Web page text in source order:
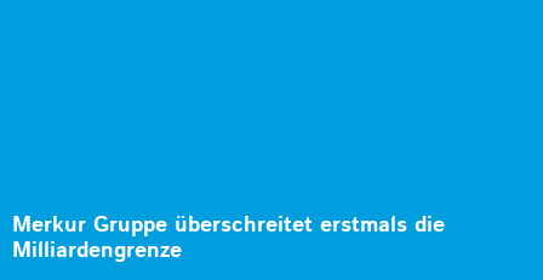
Merkur Gruppe überschreitet erstmals die
Milliardengrenze